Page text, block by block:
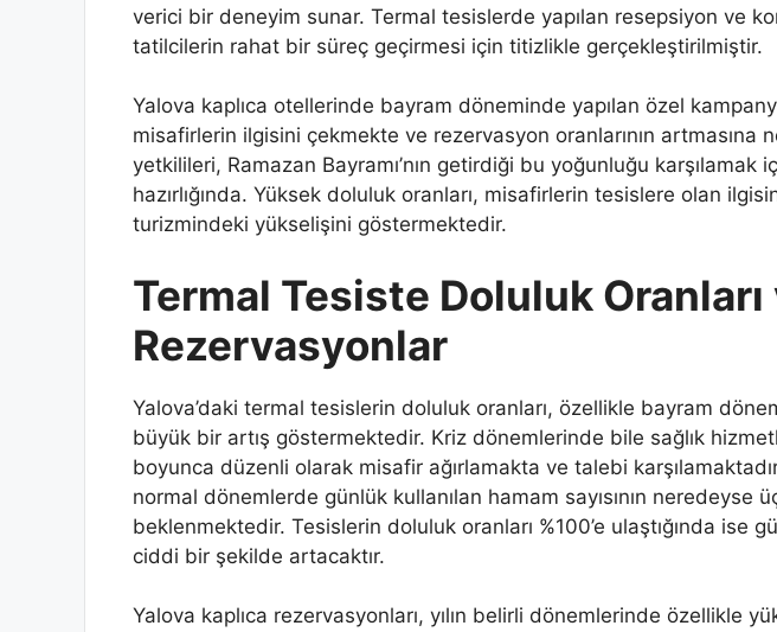
verici bir deneyim sunar. Termal tesislerde yapılan resepsiyon ve
tatilcilerin rahat bir süreç geçirmesi için titizlikle gerçekleştirilmiştir.
Yalova kaplıca otellerinde bayram döneminde yapılan özel
misafirlerin ilgisini çekmekte ve rezervasyon oranlarının artmasına
yetkilileri, Ramazan Bayramı’nın getirdiği bu yoğunluğu karşılamak
hazırlığında. Yüksek doluluk oranları, misafirlerin tesislere olan
turizmindeki yükselişini göstermektedir.
Termal Tesiste Doluluk Oranları
Rezervasyonlar
Yalova’daki termal tesislerin doluluk oranları, özellikle bayram
büyük bir artış göstermektedir. Kriz dönemlerinde bile sağlık
boyunca düzenli olarak misafir ağırlamakta ve talebi
normal dönemlerde günlük kullanılan hamam sayısının neredeyse üç
beklenmektedir. Tesislerin doluluk oranları %100’e ulaştığında ise
ciddi bir şekilde artacaktır.
Yalova kaplıca rezervasyonları, yılın belirli dönemlerinde özellikle